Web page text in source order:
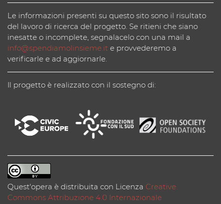
Le informazioni presenti su questo sito sono il risultato
del lavoro di ricerca del progetto. Se ritieni che siano
inesatte o incomplete, segnalacelo con una mail a
info@spendiamolinsieme.it e provvederemo a
verificarle e ad aggiornarle.
Il progetto è realizzato con il sostegno di:
Quest'opera è distribuita con Licenza Creative
Commons Attribuzione 4.0 Internazionale